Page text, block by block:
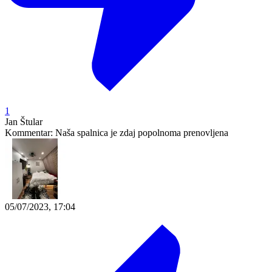
1
Jan Štular
Kommentar: Naša spalnica je zdaj popolnoma prenovljena
05/07/2023, 17:04